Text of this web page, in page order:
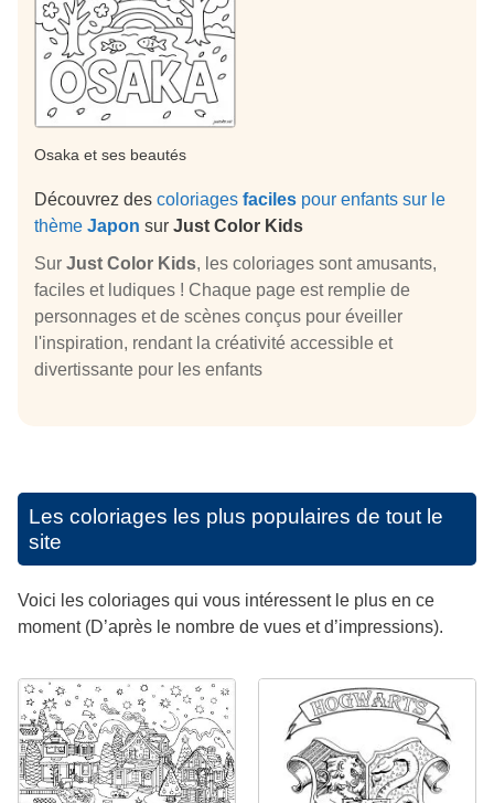
Osaka et ses beautés
Découvrez des coloriages faciles pour enfants sur le
thème Japon sur Just Color Kids
Sur Just Color Kids, les coloriages sont amusants,
faciles et ludiques ! Chaque page est remplie de
personnages et de scènes conçus pour éveiller
l'inspiration, rendant la créativité accessible et
divertissante pour les enfants
Les coloriages les plus populaires de tout le
site
Voici les coloriages qui vous intéressent le plus en ce
moment (D’après le nombre de vues et d’impressions).